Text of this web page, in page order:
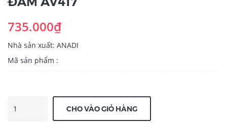
735.000₫
Nhà sản xuất: ANADI
Mã sản phẩm :
CHO VÀO GIỎ HÀNG